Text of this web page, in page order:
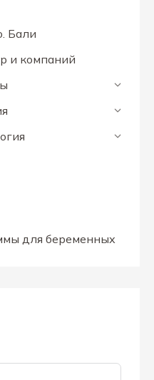
Бали
и компаний
для беременных